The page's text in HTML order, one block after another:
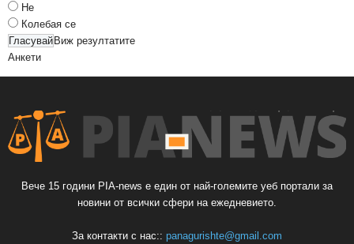
Не
Колебая се
Виж резултатите
Анкети
Вече 15 години PIA-news е един от най-големите уеб портали за
новини от всички сфери на ежедневието.
За контакти с нас:: panagurishte@gmail.com